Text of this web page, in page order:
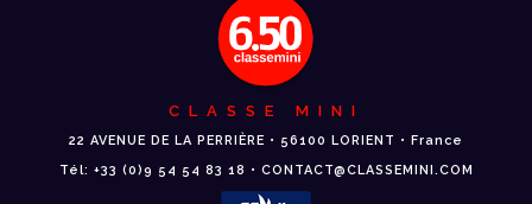
CLASSE MINI
22 AVENUE DE LA PERRIÈRE • 56100 LORIENT • France
Tél: +33 (0)9 54 54 83 18 • CONTACT@CLASSEMINI.COM